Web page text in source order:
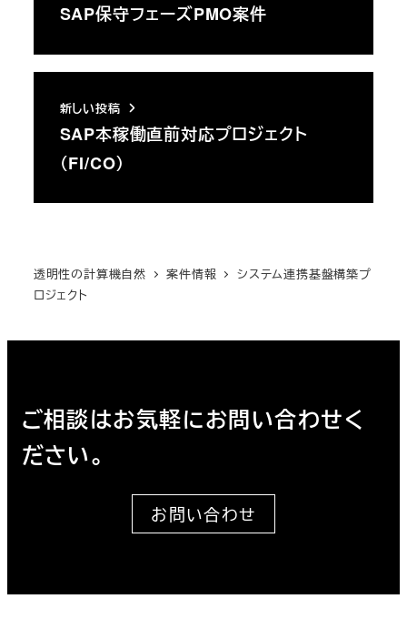
SAP保守フェーズPMO案件
新しい投稿
SAP本稼働直前対応プロジェクト
（FI/CO）
透明性の計算機自然 案件情報
システム連携基盤構築プ
ロジェクト
ご相談はお気軽にお問い合わせく
ださい。
お問い合わせ